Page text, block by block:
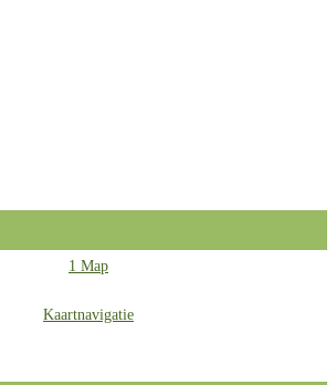
1 Map
Kaartnavigatie